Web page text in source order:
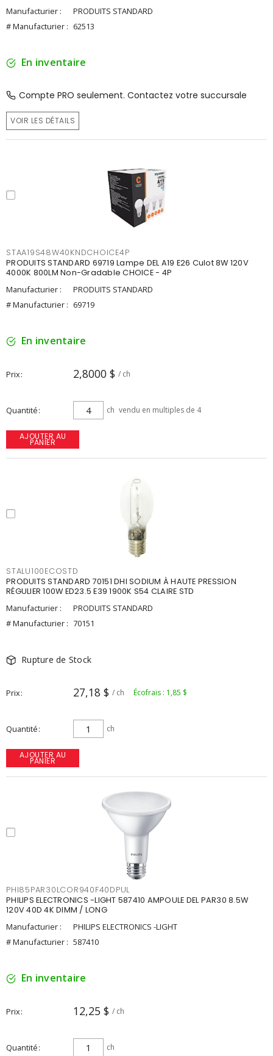
Manufacturier :
PRODUITS STANDARD
# Manufacturier : 62513
En inventaire
Compte PRO seulement. Contactez votre succursale
VOIR LES DÉTAILS
STAA19S48W40KNDCHOICE4P
PRODUITS STANDARD 69719 Lampe DEL A19 E26 Culot 8W 120V
4000K 800LM Non-Gradable CHOICE - 4P
Manufacturier :
PRODUITS STANDARD
# Manufacturier : 69719
En inventaire
Prix 2,8000 $ / ch
Quantité ch vendu en multiples de 4
AJOUTER AU
PANIER
STALU100ECOSTD
PRODUITS STANDARD 70151 DHI SODIUM À HAUTE PRESSION
RÉGULIER 100W ED23.5 E39 1900K S54 CLAIRE STD
Manufacturier :
PRODUITS STANDARD
# Manufacturier : 70151
Rupture de Stock
Prix 27,18 $ / ch Écofrais : 1,85 $
Quantité ch
AJOUTER AU
PANIER
PHI85PAR30LCOR940F40DPUL
PHILIPS ELECTRONICS -LIGHT 587410 AMPOULE DEL PAR30 8.5W
120V 40D 4K DIMM / LONG
Manufacturier :
PHILIPS ELECTRONICS -LIGHT
# Manufacturier : 587410
En inventaire
Prix 12,25 $ / ch
Quantité ch